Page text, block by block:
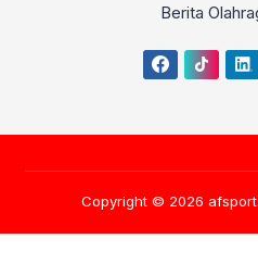
Berita
Copyright © 2026